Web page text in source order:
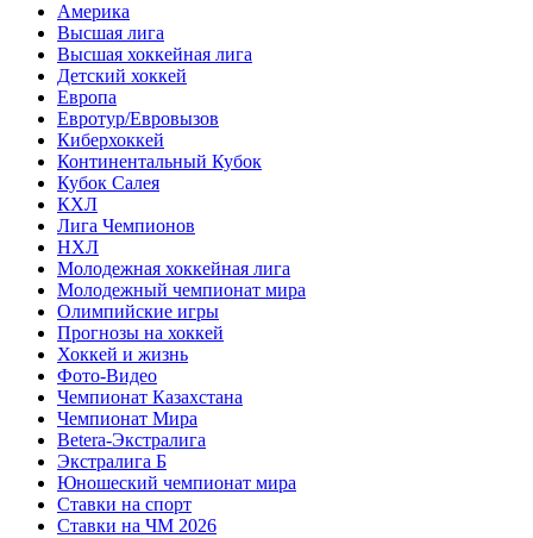
Америка
Высшая лига
Высшая хоккейная лига
Детский хоккей
Европа
Евротур/Евровызов
Киберхоккей
Континентальный Кубок
Кубок Салея
КХЛ
Лига Чемпионов
НХЛ
Молодежная хоккейная лига
Молодежный чемпионат мира
Олимпийские игры
Прогнозы на хоккей
Хоккей и жизнь
Фото-Видео
Чемпионат Казахстана
Чемпионат Мира
Betera-Экстралига
Экстралига Б
Юношеский чемпионат мира
Ставки на спорт
Ставки на ЧМ 2026